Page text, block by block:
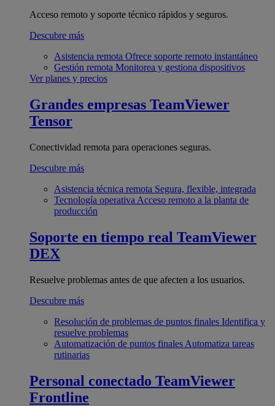
Acceso remoto y soporte técnico rápidos y seguros.
Descubre más
Asistencia remota Ofrece soporte remoto instantáneo
Gestión remota Monitorea y gestiona dispositivos
Ver planes y precios
Grandes empresas TeamViewer
Tensor
Conectividad remota para operaciones seguras.
Descubre más
Asistencia técnica remota Segura, flexible, integrada
Tecnología operativa Acceso remoto a la planta de
producción
Soporte en tiempo real TeamViewer
DEX
Resuelve problemas antes de que afecten a los usuarios.
Descubre más
Resolución de problemas de puntos finales Identifica y
resuelve problemas
Automatización de puntos finales Automatiza tareas
rutinarias
Personal conectado TeamViewer
Frontline